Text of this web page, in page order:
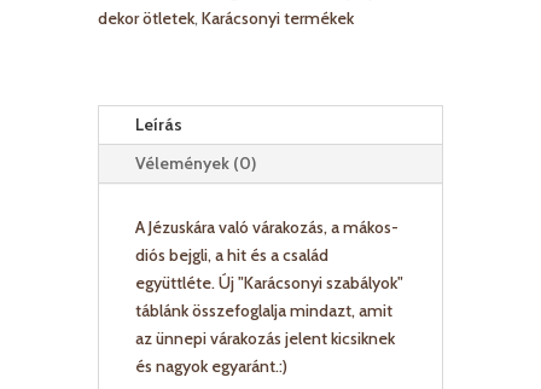
dekor ötletek,Karácsonyi termékek
Leírás
Vélemények (0)
A Jézuskára való várakozás, a mákos-
diós bejgli, a hit és a család
együttléte. Új "Karácsonyi szabályok"
táblánk összefoglalja mindazt, amit
az ünnepi várakozás jelent kicsiknek
és nagyok egyaránt.:)